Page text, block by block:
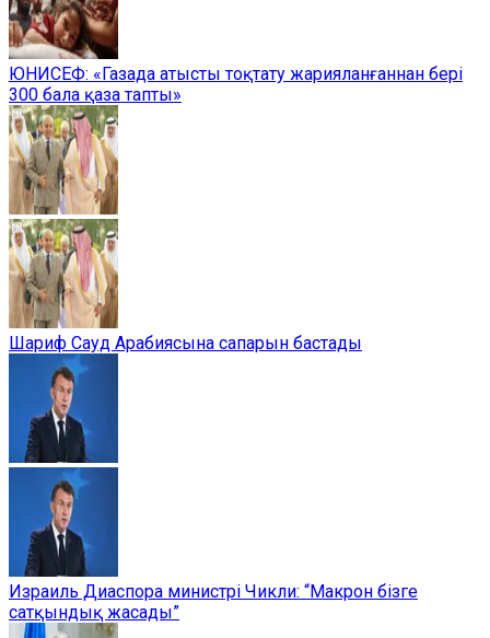
ЮНИСЕФ: «Газада атысты тоқтату жарияланғаннан бері
300 бала қаза тапты»
Шариф Сауд Арабиясына сапарын бастады
Израиль Диаспора министрі Чикли: “Макрон бізге
сатқындық жасады”